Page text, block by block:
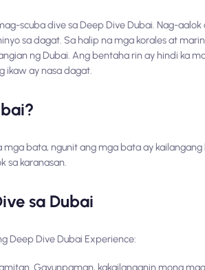
scuba dive sa Deep Dive Dubai. Nag-aalok
sa dagat. Sa halip na mga korales at
ng Dubai. Ang bentaha rin ay hindi ka
ikaw ay nasa dagat.
bata, ngunit ang mga bata ay
sa karanasan.
sa Dubai
Deep Dive Dubai Experience:
Gayunpaman, kakailanganin mong